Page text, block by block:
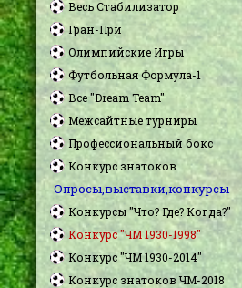
Весь Стабилизатор
Гран-При
Олимпийские Игры
Футбольная Формула-1
Все "Dream Team"
Межсайтные турниры
Профессиональный бокс
Конкурс знатоков
Опросы,выставки,конкурсы
Конкурсы "Что? Где? Когда?"
Конкурс "ЧМ 1930-1998"
Конкурс "ЧМ 1930-2014"
Конкурс знатоков ЧМ-2018